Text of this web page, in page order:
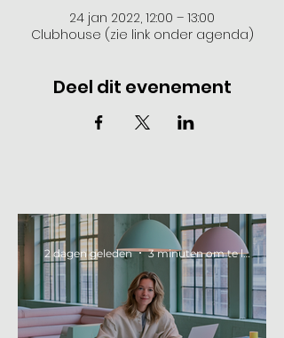
24 jan 2022, 12:00 – 13:00
Clubhouse (zie link onder agenda)
Deel dit evenement
2 dagen geleden 3 minuten om te lezen